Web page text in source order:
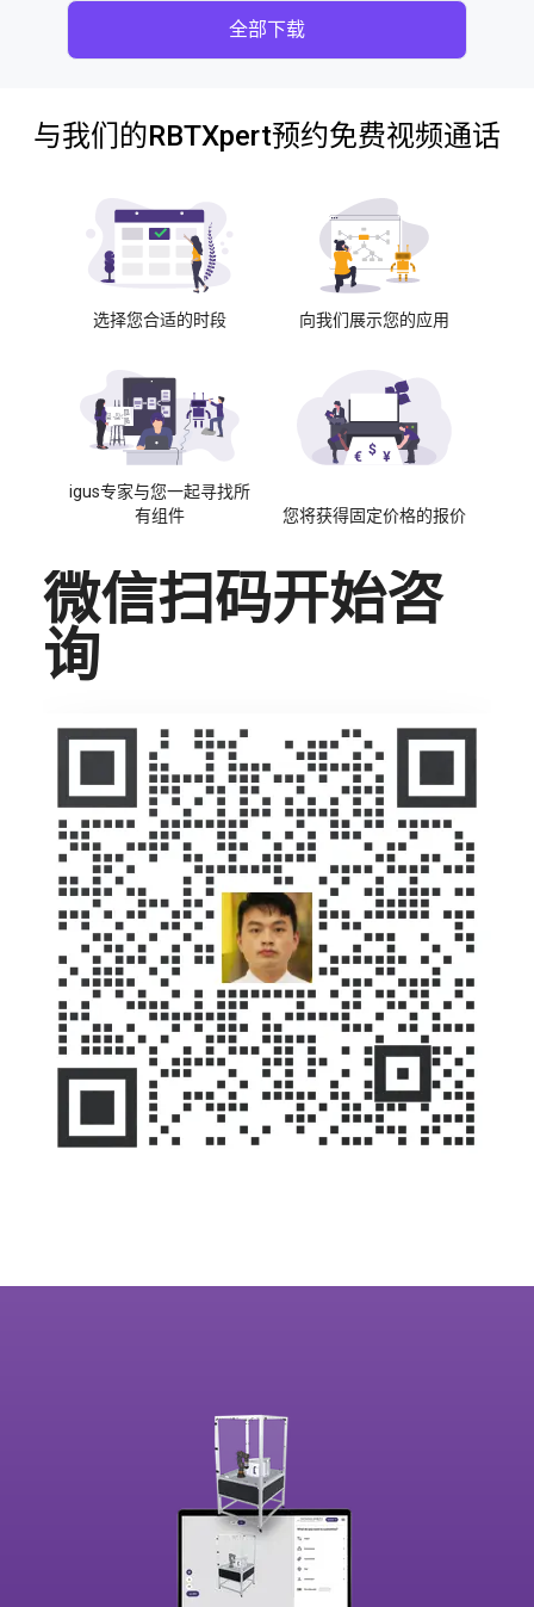
全部下载
与我们的RBTXpert预约免费视频通话
选择您合适的时段 向我们展示您的应用
igus专家与您一起寻找所
有组件
您将获得固定价格的报价
微信扫码开始咨
询